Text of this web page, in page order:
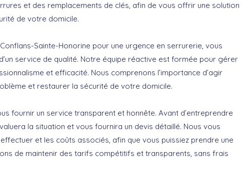
et des remplacements de clés, afin de vous offrir une solution
de votre domicile.
Sainte-Honorine pour une urgence en serrurerie, vous
service de qualité. Notre équipe réactive est formée pour gérer
et efficacité. Nous comprenons l’importance d’agir
et restaurer la sécurité de votre domicile.
fournir un service transparent et honnête. Avant d’entreprendre
la situation et vous fournira un devis détaillé. Nous vous
et les coûts associés, afin que vous puissiez prendre une
de maintenir des tarifs compétitifs et transparents, sans frais